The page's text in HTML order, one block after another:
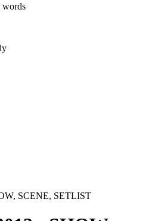
words
SCENE, SETLIST